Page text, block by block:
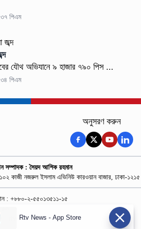
পিএম
যৌথ অভিযানে ৯ হাজার ৭৯০ পিস ...
পিএম
অনুসরণ করুন
সম্পাদক : সৈয়দ আশিক রহমান
কাজী নজরুল ইসলাম এভিনিউ কারওয়ান বাজার, ঢাকা-১২১৫
: +৮৮০-২-৫৫০১৩৫১১-১৫
রুম : +৮৮০-১৮৭৮১৮৪৩৬৯-৭০
:
rtvdigitalad@gmail.com
Rtv News - App Store